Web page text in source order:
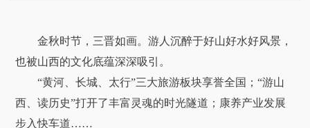
金秋时节，三晋如画。游人沉醉于好山好水好风景，
也被山西的文化底蕴深深吸引。
“黄河、长城、太行”三大旅游板块享誉全国；“游山
西、读历史”打开了丰富灵魂的时光隧道；康养产业发展
步入快车道……